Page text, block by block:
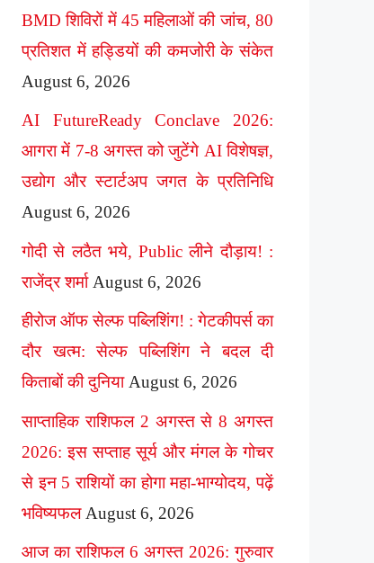
BMD शिविरों में 45 महिलाओं की जांच, 80
प्रतिशत में हड्डियों की कमजोरी के संकेत
August 6, 2026
AI FutureReady Conclave 2026:
आगरा में 7-8 अगस्त को जुटेंगे AI विशेषज्ञ,
उद्योग और स्टार्टअप जगत के प्रतिनिधि
August 6, 2026
गोदी से लठैत भये, Public लीने दौड़ाय! :
राजेंद्र शर्मा August 6, 2026
हीरोज ऑफ सेल्फ पब्लिशिंग! : गेटकीपर्स का
दौर खत्म: सेल्फ पब्लिशिंग ने बदल दी
किताबों की दुनिया August 6, 2026
साप्ताहिक राशिफल 2 अगस्त से 8 अगस्त
2026: इस सप्ताह सूर्य और मंगल के गोचर
से इन 5 राशियों का होगा महा-भाग्योदय, पढ़ें
भविष्यफल August 6, 2026
आज का राशिफल 6 अगस्त 2026: गुरुवार